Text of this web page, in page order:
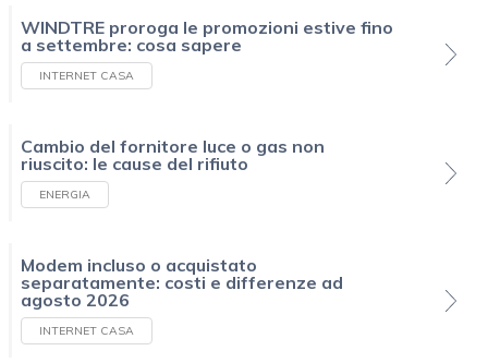
WINDTRE proroga le promozioni estive fino
a settembre: cosa sapere
INTERNET CASA
Cambio del fornitore luce o gas non
riuscito: le cause del rifiuto
ENERGIA
Modem incluso o acquistato
separatamente: costi e differenze ad
agosto 2026
INTERNET CASA